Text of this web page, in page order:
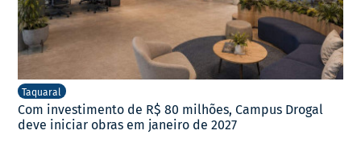
Taquaral
Com investimento de R$ 80 milhões, Campus Drogal
deve iniciar obras em janeiro de 2027